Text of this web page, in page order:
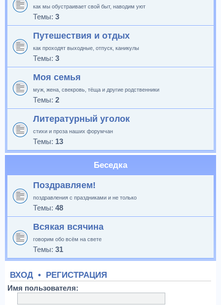
как мы обустраивает свой быт, наводим уют
Темы: 3
Путешествия и отдых
как проходят выходные, отпуск, каникулы
Темы: 3
Моя семья
муж, жена, свекровь, тёща и другие родственники
Темы: 2
Литературный уголок
стихи и проза наших форумчан
Темы: 13
Беседка
Поздравляем!
поздравления с праздниками и не только
Темы: 48
Всякая всячина
говорим обо всём на свете
Темы: 31
ВХОД • РЕГИСТРАЦИЯ
Имя пользователя: